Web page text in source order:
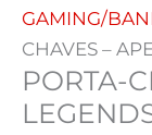
GAMING/
CHAVES –
PORTA-